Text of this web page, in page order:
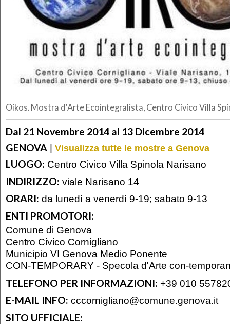
Oikos. Mostra d'Arte Ecointegralista, Centro Civico Villa
Dal 21 Novembre 2014 al 13 Dicembre 2014
GENOVA | Visualizza tutte le mostre a Genova
LUOGO: Centro Civico Villa Spinola Narisano
INDIRIZZO: viale Narisano 14
ORARI: da lunedì a venerdì 9-19; sabato 9-13
ENTI PROMOTORI:
Comune di Genova
Centro Civico Cornigliano
Municipio VI Genova Medio Ponente
CON-TEMPORARY - Specola d'Arte con-
TELEFONO PER INFORMAZIONI: +39 010
E-MAIL INFO: cccornigliano@comune.genova.it
SITO UFFICIALE: